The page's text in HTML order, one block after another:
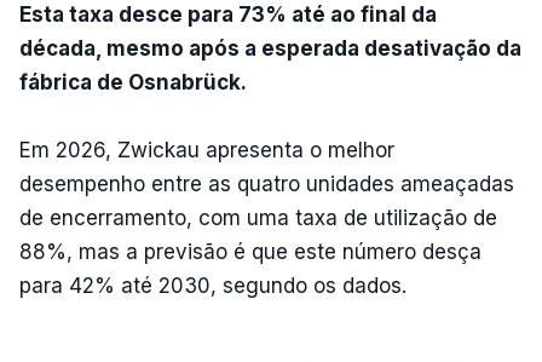
Esta taxa desce para 73% até ao final da
década, mesmo após a esperada desativação da
fábrica de Osnabrück.
Em 2026, Zwickau apresenta o melhor
desempenho entre as quatro unidades ameaçadas
de encerramento, com uma taxa de utilização de
88%, mas a previsão é que este número desça
para 42% até 2030, segundo os dados.